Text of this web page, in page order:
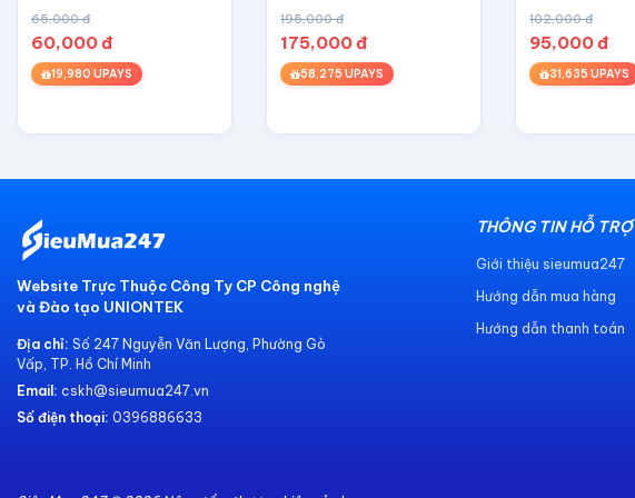
65,000 đ
60,000 đ
19,980 UPAYS
Romantic
195,000 đ
175,000 đ
58,275 UPAYS
102,000 đ
95,000 đ
31,635 UPAYS
Website Trực Thuộc Công Ty CP Công nghệ
và Đào tạo UNIONTEK
Địa chỉ: Số 247 Nguyễn Văn Lượng, Phường Gò
Vấp, TP. Hồ Chí Minh
Email: cskh@sieumua247.vn
Số điện thoại: 0396886633
THÔNG TIN HỖ TRỢ
Giới thiệu sieumua247
Hướng dẫn mua hàng
Hướng dẫn thanh toán